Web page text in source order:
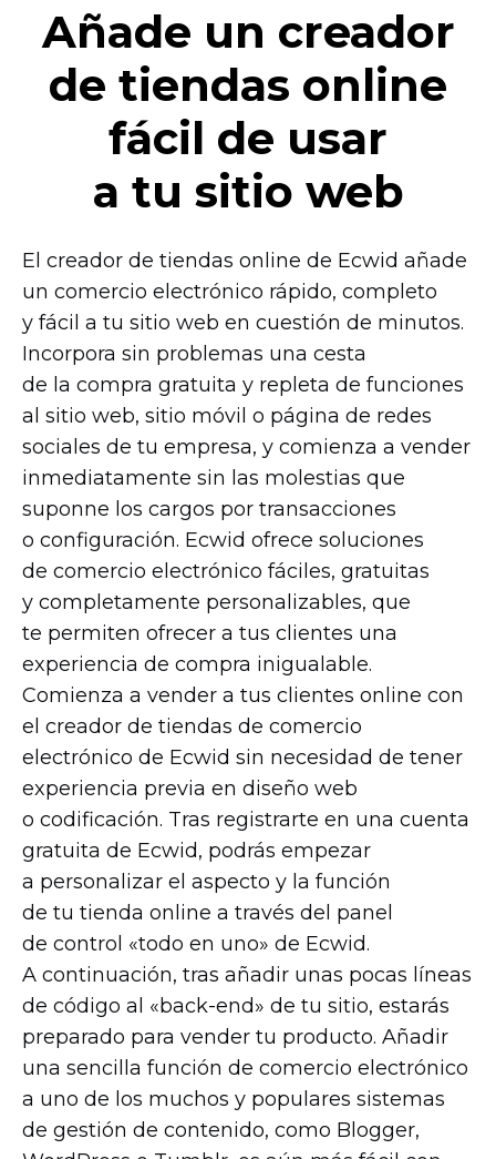
Añade un creador
de tiendas online
fácil de usar
a tu sitio web
El creador de tiendas online de Ecwid añade
un comercio electrónico rápido, completo
y fácil a tu sitio web en cuestión de minutos.
Incorpora sin problemas una cesta
de la compra gratuita y repleta de funciones
al sitio web, sitio móvil o página de redes
sociales de tu empresa, y comienza a vender
inmediatamente sin las molestias que
suponne los cargos por transacciones
o configuración. Ecwid ofrece soluciones
de comercio electrónico fáciles, gratuitas
y completamente personalizables, que
te permiten ofrecer a tus clientes una
experiencia de compra inigualable.
Comienza a vender a tus clientes online con
el creador de tiendas de comercio
electrónico de Ecwid sin necesidad de tener
experiencia previa en diseño web
o codificación. Tras registrarte en una cuenta
gratuita de Ecwid, podrás empezar
a personalizar el aspecto y la función
de tu tienda online a través del panel
de control «todo en uno» de Ecwid.
A continuación, tras añadir unas pocas líneas
de código al «back-end» de tu sitio, estarás
preparado para vender tu producto. Añadir
una sencilla función de comercio electrónico
a uno de los muchos y populares sistemas
de gestión de contenido, como Blogger,